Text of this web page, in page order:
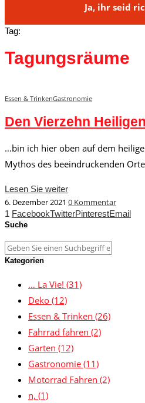
Ja, ihr seid
Tag:
Tagungsräume
Essen & TrinkenGastronomie
Den Vierzehn
…bin ich hier oben auf dem
Mythos des beeindruckenden
Lesen Sie weiter
6. Dezember 2021 0 Kommentar
1 FacebookTwitterPinterestEmail
Suche
Kategorien
… La Vie! (31)
Deko (12)
Essen & Trinken (26)
Fahrrad fahren (2)
Garten (12)
Gastronomie (11)
Motorrad Fahren (2)
n, (1)